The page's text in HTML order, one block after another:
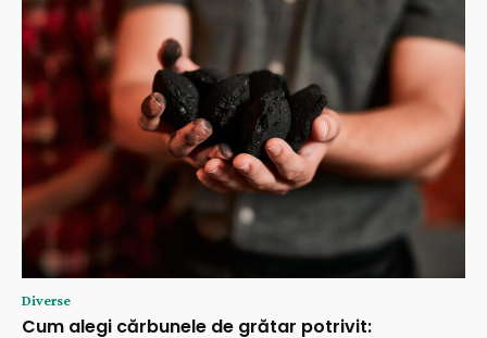
Diverse
Cum alegi cărbunele de grătar potrivit: